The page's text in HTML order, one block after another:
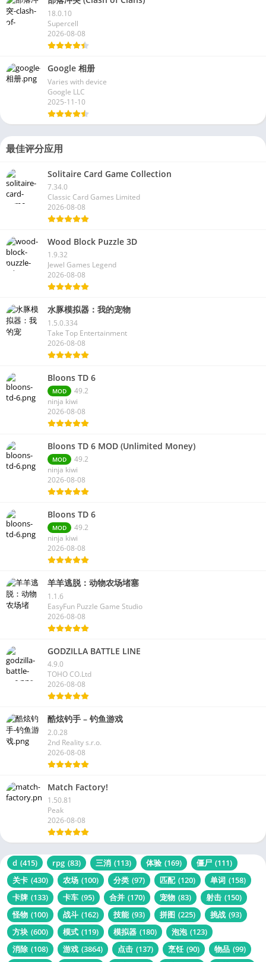
部落冲突 (Clash of Clans)
18.0.10
Supercell
Google 相册
Varies with device
Google LLC
最佳评分应用
Solitaire Card Game Collection
7.34.0
Classic Card Games Limited
Wood Block Puzzle 3D
1.9.32
Jewel Games Legend
水豚模拟器：我的宠物
1.5.0.334
Take Top Entertainment
Bloons TD 6
MOD
49.2
ninja kiwi
Bloons TD 6 MOD (Unlimited Money)
MOD
49.2
ninja kiwi
Bloons TD 6
MOD
49.2
ninja kiwi
羊羊逃脱：动物农场堵塞
1.1.6
EasyFun Puzzle Game Studio
GODZILLA BATTLE LINE
4.9.0
TOHO CO.Ltd
酷炫钓手 – 钓鱼游戏
2.0.28
2nd Reality s.r.o.
Match Factory!
1.50.81
Peak
d (415) rpg (83) 三消 (113) 体验 (169) 僵尸 (111)
关卡 (430) 农场 (100) 分类 (97) 匹配 (120) 单词 (158)
卡牌 (133) 卡车 (95) 合并 (170) 宠物 (83) 射击 (150)
怪物 (100) 战斗 (162) 技能 (93) 拼图 (225) 挑战
方块 (600) 模式 (119) 模拟器 (180) 泡泡 (123)